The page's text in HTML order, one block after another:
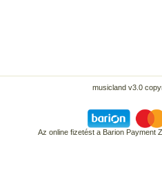
musicland v3.0
Az online fizetést a Barion Payment